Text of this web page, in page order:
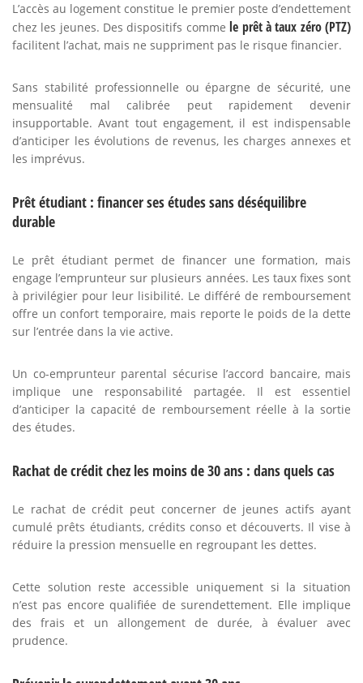
L’accès au logement constitue le premier poste d’endettement
chez les jeunes. Des dispositifs comme le prêt à taux zéro (PTZ)
facilitent l’achat, mais ne suppriment pas le risque financier.
Sans stabilité professionnelle ou épargne de sécurité, une
mensualité mal calibrée peut rapidement devenir
insupportable. Avant tout engagement, il est indispensable
d’anticiper les évolutions de revenus, les charges annexes et
les imprévus.
Prêt étudiant : financer ses études sans déséquilibre
durable
Le prêt étudiant permet de financer une formation, mais
engage l’emprunteur sur plusieurs années. Les taux fixes sont
à privilégier pour leur lisibilité. Le différé de remboursement
offre un confort temporaire, mais reporte le poids de la dette
sur l’entrée dans la vie active.
Un co-emprunteur parental sécurise l’accord bancaire, mais
implique une responsabilité partagée. Il est essentiel
d’anticiper la capacité de remboursement réelle à la sortie
des études.
Rachat de crédit chez les moins de 30 ans : dans quels cas
Le rachat de crédit peut concerner de jeunes actifs ayant
cumulé prêts étudiants, crédits conso et découverts. Il vise à
réduire la pression mensuelle en regroupant les dettes.
Cette solution reste accessible uniquement si la situation
n’est pas encore qualifiée de surendettement. Elle implique
des frais et un allongement de durée, à évaluer avec
prudence.